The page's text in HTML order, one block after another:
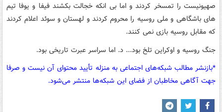
صهیونیست را تمسخر کردند و اما بی انکه خجالت بکشند فیفا و یوفا تیم
های باشگاهی و ملی روسیه را محروم کردند و لهستان و سوئد اعلام کردند
که مقابل روسیه بازی نمی کنند.
جنگ روسیه و اوکراین تلخ بود... د. اما سراسر عبرت تاریخی بود.
*بازنشر مطالب شبکه‌های اجتماعی به منزله تأیید محتوای آن نیست و صرفا
جهت آگاهی مخاطبان از فضای این شبکه‌ها منتشر می‌شود.